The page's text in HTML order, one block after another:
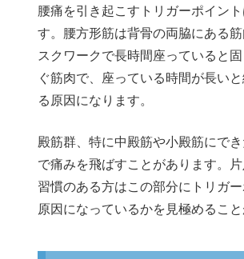
腰痛を引き起こすトリガーポイン
す。腰方形筋は背骨の両脇にある筋
スクワークで長時間座っていると
ぐ筋肉で、座っている時間が長い
る原因になります。
殿筋群、特に中殿筋や小殿筋にで
で痛みを飛ばすことがあります。
習慣のある方はこの部分にトリガ
原因になっているかを見極めるこ